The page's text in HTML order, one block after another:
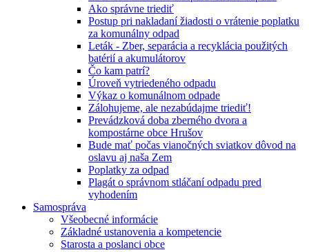
Ako správne triediť
Postup pri nakladaní žiadosti o vrátenie poplatku
za komunálny odpad
Leták - Zber, separácia a recyklácia použitých
batérií a akumulátorov
Čo kam patrí?
Úroveň vytriedeného odpadu
Výkaz o komunálnom odpade
Zálohujeme, ale nezabúdajme triediť!
Prevádzková doba zberného dvora a
kompostárne obce Hrušov
Bude mať počas vianočných sviatkov dôvod na
oslavu aj naša Zem
Poplatky za odpad
Plagát o správnom stláčaní odpadu pred
vyhodením
Samospráva
Všeobecné informácie
Základné ustanovenia a kompetencie
Starosta a poslanci obce